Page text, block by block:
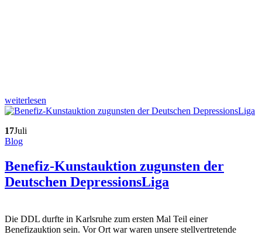
weiterlesen
17Juli
Blog
Benefiz-Kunstauktion zugunsten der
Deutschen DepressionsLiga
Die DDL durfte in Karlsruhe zum ersten Mal Teil einer
Benefizauktion sein. Vor Ort war waren unsere stellvertretende